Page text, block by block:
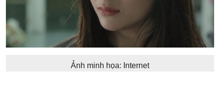
Ảnh minh họa: Internet